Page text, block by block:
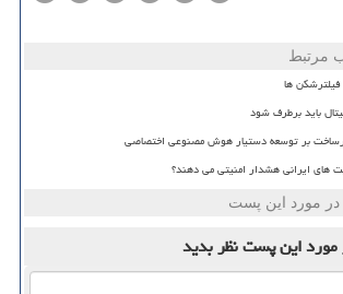
مرتبط
ها
باید برطرف شود
بر توسعه دستیار هوش مصنوعی اختصاصی
های ایرانی هشدار امنیتی می دهند؟
در مورد این پست
مورد این پستنظر بدید